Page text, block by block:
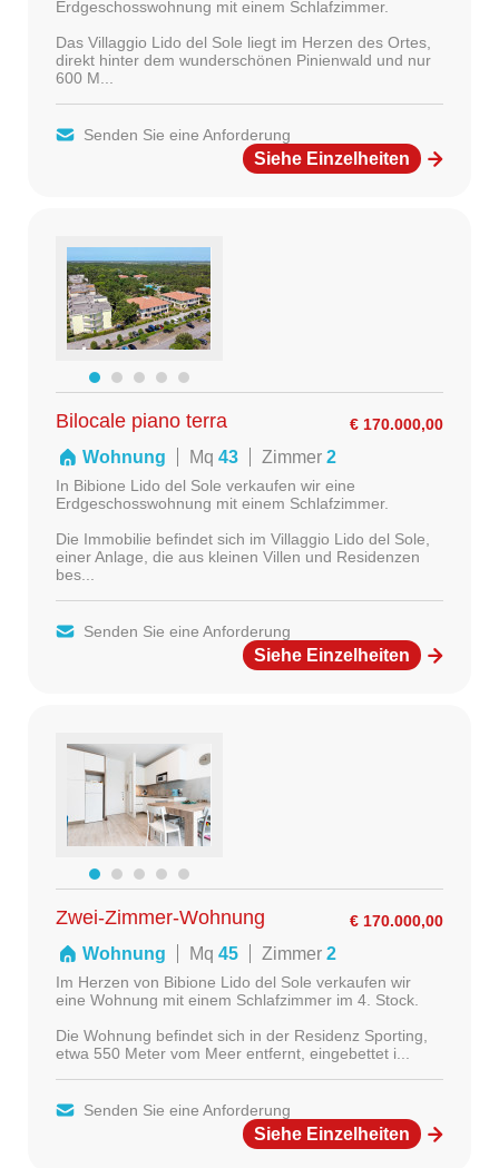
Erdgeschosswohnung mit einem Schlafzimmer.
Das Villaggio Lido del Sole liegt im Herzen des Ortes,
direkt hinter dem wunderschönen Pinienwald und nur
600 M...
Senden Sie eine Anforderung
Siehe Einzelheiten
€ 170.000,00
Bilocale piano terra
Wohnung Mq 43 Zimmer 2
In Bibione Lido del Sole verkaufen wir eine
Erdgeschosswohnung mit einem Schlafzimmer.
Die Immobilie befindet sich im Villaggio Lido del Sole,
einer Anlage, die aus kleinen Villen und Residenzen
bes...
Senden Sie eine Anforderung
Siehe Einzelheiten
€ 170.000,00
Zwei-Zimmer-Wohnung
Wohnung Mq 45 Zimmer 2
Im Herzen von Bibione Lido del Sole verkaufen wir
eine Wohnung mit einem Schlafzimmer im 4. Stock.
Die Wohnung befindet sich in der Residenz Sporting,
etwa 550 Meter vom Meer entfernt, eingebettet i...
Senden Sie eine Anforderung
Siehe Einzelheiten